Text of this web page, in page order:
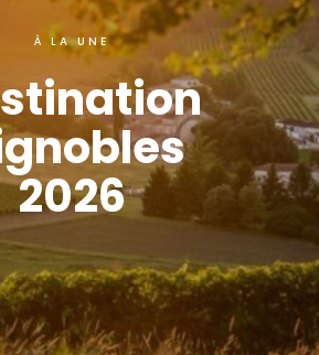
À LA UNE
2026